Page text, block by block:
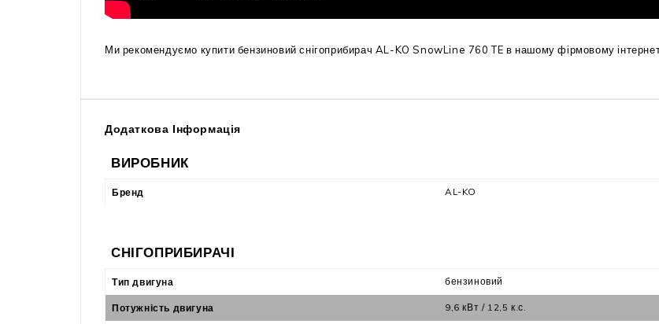
Ми рекомендуємо купити бензиновий снігоприбирач AL-KO SnowLine 760 TE в нашому фірмовому інтернет
Додаткова Інформація
ВИРОБНИК
Бренд AL-KO
СНІГОПРИБИРАЧІ
Тип двигуна бензиновий
Потужність двигуна 9,6 кВт / 12,5 к.с.